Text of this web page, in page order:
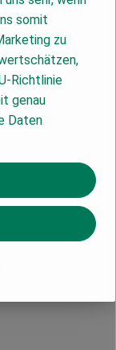
somit
zu
Richtlinie
genau
Daten